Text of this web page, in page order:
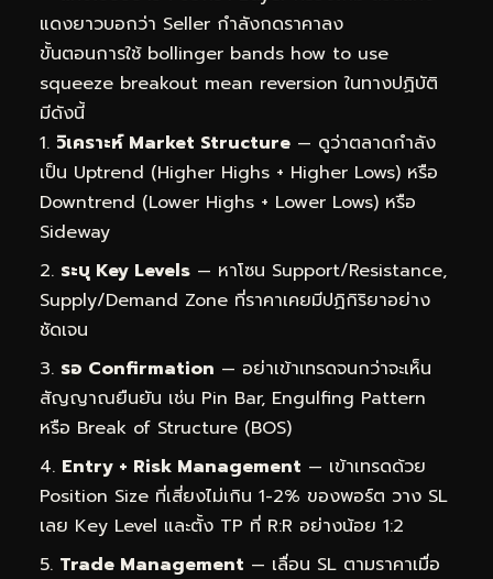
แดงยาวบอกว่า Seller กำลังกดราคาลง
ขั้นตอนการใช้ bollinger bands how to use
squeeze breakout mean reversion ในทางปฏิบัติ
มีดังนี้
วิเคราะห์ Market Structure — ดูว่าตลาดกำลัง
เป็น Uptrend (Higher Highs + Higher Lows) หรือ
Downtrend (Lower Highs + Lower Lows) หรือ
Sideway
ระบุ Key Levels — หาโซน Support/Resistance,
Supply/Demand Zone ที่ราคาเคยมีปฏิกิริยาอย่าง
ชัดเจน
รอ Confirmation — อย่าเข้าเทรดจนกว่าจะเห็น
สัญญาณยืนยัน เช่น Pin Bar, Engulfing Pattern
หรือ Break of Structure (BOS)
Entry + Risk Management — เข้าเทรดด้วย
Position Size ที่เสี่ยงไม่เกิน 1-2% ของพอร์ต วาง SL
เลย Key Level และตั้ง TP ที่ R:R อย่างน้อย 1:2
Trade Management — เลื่อน SL ตามราคาเมื่อ